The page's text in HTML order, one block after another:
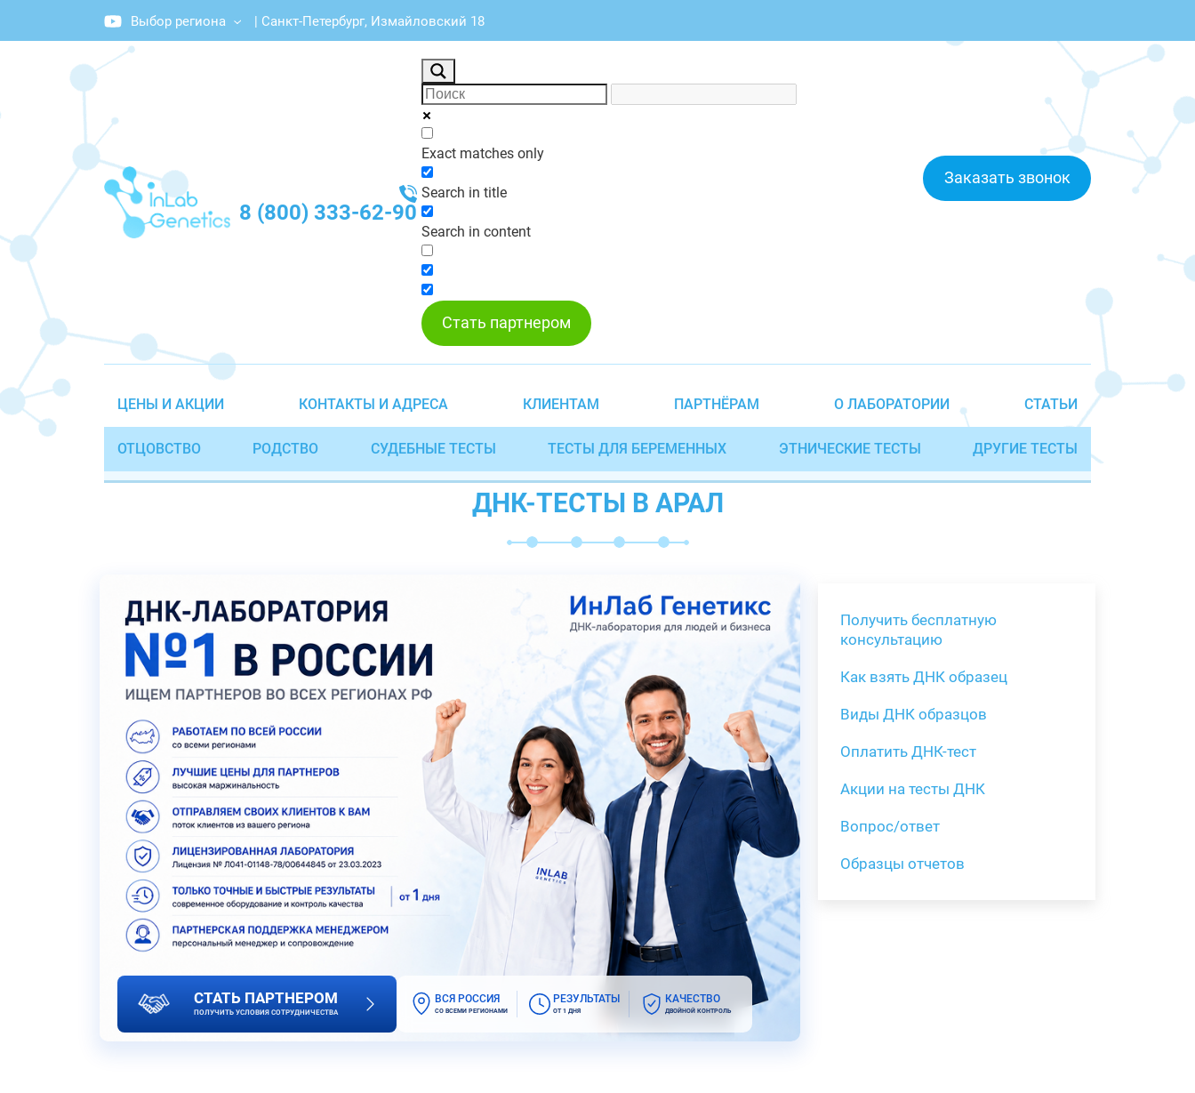
Выбор региона | Санкт-Петербург, Измайловский 18
8 (800) 333-62-90
Exact matches only
Search in title
Search in content
Заказать звонок
Стать партнером
ЦЕНЫ И АКЦИИ КОНТАКТЫ И АДРЕСА КЛИЕНТАМ ПАРТНЁРАМ О ЛАБОРАТОРИИ СТАТЬИ
ОТЦОВСТВО РОДСТВО СУДЕБНЫЕ ТЕСТЫ ТЕСТЫ ДЛЯ БЕРЕМЕННЫХ ЭТНИЧЕСКИЕ ТЕСТЫ ДРУГИЕ ТЕСТЫ
ДНК-ТЕСТЫ В АРАЛ
СТАТЬ ПАРТНЕРОМ
ПОЛУЧИТЬ УСЛОВИЯ СОТРУДНИЧЕСТВА
ВСЯ РОССИЯ
СО ВСЕМИ РЕГИОНАМИ
РЕЗУЛЬТАТЫ
ОТ 1 ДНЯ
КАЧЕСТВО
ДВОЙНОЙ КОНТРОЛЬ
Получить бесплатную
консультацию
Как взять ДНК образец
Виды ДНК образцов
Оплатить ДНК-тест
Акции на тесты ДНК
Вопрос/ответ
Образцы отчетов